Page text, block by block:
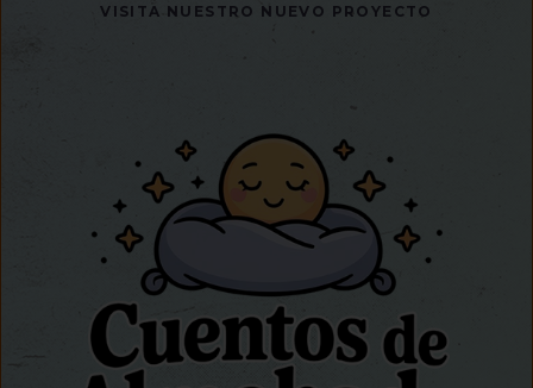
VISITA NUESTRO NUEVO PROYECTO